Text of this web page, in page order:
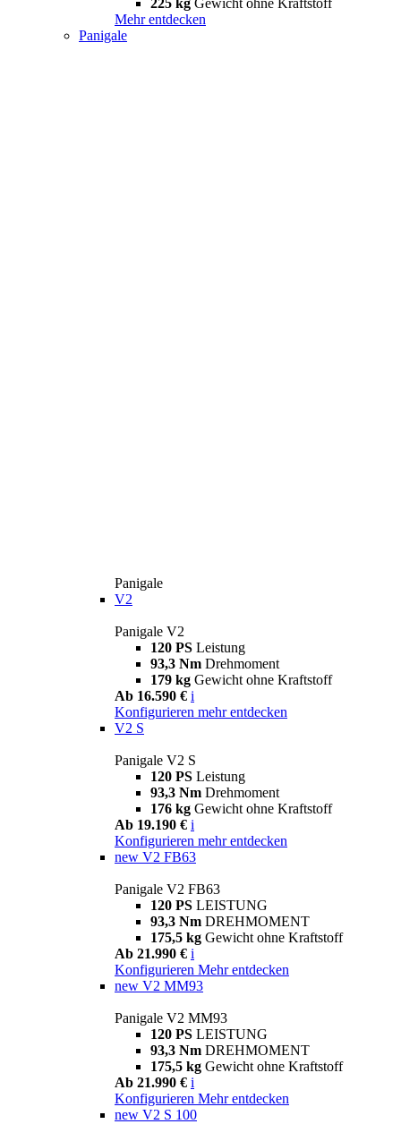
225 kg Gewicht ohne Kraftstoff
Mehr entdecken
Panigale
Panigale
V2
Panigale V2
120 PS Leistung
93,3 Nm Drehmoment
179 kg Gewicht ohne Kraftstoff
Ab 16.590 € i
Konfigurieren mehr entdecken
V2 S
Panigale V2 S
120 PS Leistung
93,3 Nm Drehmoment
176 kg Gewicht ohne Kraftstoff
Ab 19.190 € i
Konfigurieren mehr entdecken
new V2 FB63
Panigale V2 FB63
120 PS LEISTUNG
93,3 Nm DREHMOMENT
175,5 kg Gewicht ohne Kraftstoff
Ab 21.990 € i
Konfigurieren Mehr entdecken
new V2 MM93
Panigale V2 MM93
120 PS LEISTUNG
93,3 Nm DREHMOMENT
175,5 kg Gewicht ohne Kraftstoff
Ab 21.990 € i
Konfigurieren Mehr entdecken
new V2 S 100